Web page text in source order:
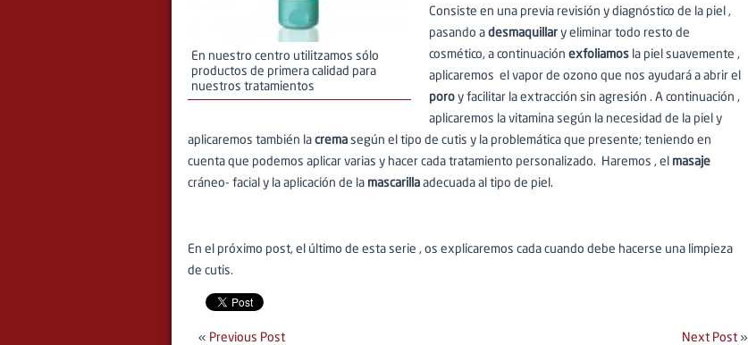
En nuestro centro utilitzamos sólo
productos de primera calidad para
nuestros tratamientos
Consiste en una previa revisión y diagnóstico de la piel ,
pasando a desmaquillar y eliminar todo resto de
cosmético, a continuación exfoliamos la piel suavemente ,
aplicaremos el vapor de ozono que nos ayudará a abrir el
poro y facilitar la extracción sin agresión . A continuación ,
aplicaremos la vitamina según la necesidad de la piel y
aplicaremos también la crema según el tipo de cutis y la problemática que presente; teniendo en
cuenta que podemos aplicar varias y hacer cada tratamiento personalizado. Haremos , el masaje
cráneo- facial y la aplicación de la mascarilla adecuada al tipo de piel.
En el próximo post, el último de esta serie , os explicaremos cada cuando debe hacerse una limpieza
de cutis.
Next Post »
« Previous Post